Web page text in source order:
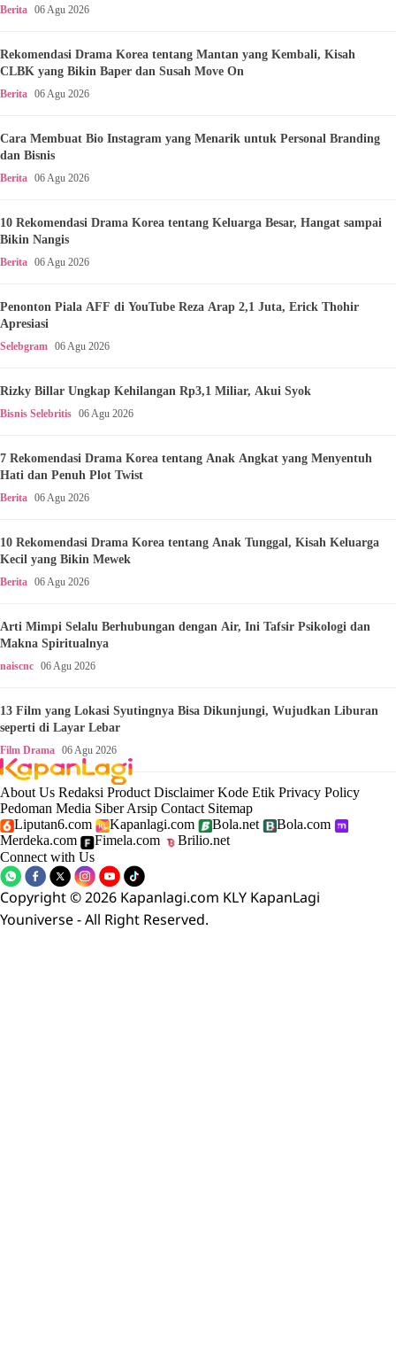
Berita 06 Agu 2026
Rekomendasi Drama Korea tentang Mantan yang Kembali, Kisah
CLBK yang Bikin Baper dan Susah Move On
Berita 06 Agu 2026
Cara Membuat Bio Instagram yang Menarik untuk Personal Branding
dan Bisnis
Berita 06 Agu 2026
10 Rekomendasi Drama Korea tentang Keluarga Besar, Hangat sampai
Bikin Nangis
Berita 06 Agu 2026
Penonton Piala AFF di YouTube Reza Arap 2,1 Juta, Erick Thohir
Apresiasi
Selebgram 06 Agu 2026
Rizky Billar Ungkap Kehilangan Rp3,1 Miliar, Akui Syok
Bisnis Selebritis 06 Agu 2026
7 Rekomendasi Drama Korea tentang Anak Angkat yang Menyentuh
Hati dan Penuh Plot Twist
Berita 06 Agu 2026
10 Rekomendasi Drama Korea tentang Anak Tunggal, Kisah Keluarga
Kecil yang Bikin Mewek
Berita 06 Agu 2026
Arti Mimpi Selalu Berhubungan dengan Air, Ini Tafsir Psikologi dan
Makna Spiritualnya
naiscnc 06 Agu 2026
13 Film yang Lokasi Syutingnya Bisa Dikunjungi, Wujudkan Liburan
seperti di Layar Lebar
Film Drama 06 Agu 2026
About Us Redaksi Product Disclaimer Kode Etik Privacy Policy
Pedoman Media Siber Arsip Contact Sitemap
Liputan6.com
Kapanlagi.com Bola.net
Bola.com
Merdeka.com
Fimela.com
Brilio.net
Connect with Us
Copyright © 2026 Kapanlagi.com KLY KapanLagi
Youniverse - All Right Reserved.